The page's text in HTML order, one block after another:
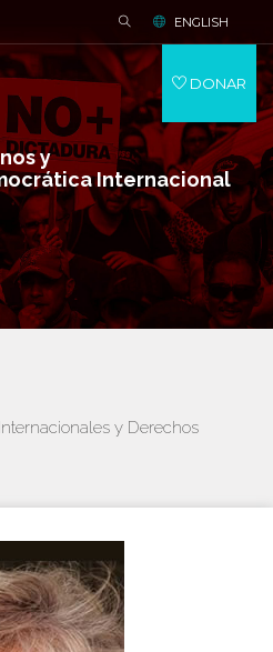
y
Internacional
ENGLISH
DONAR
y Derechos